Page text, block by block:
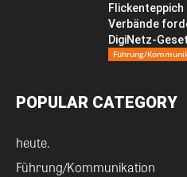
Verbände
DigiNetz-
Führung/
POPULAR CATEGORY
heute.
Führung/Kommunikation